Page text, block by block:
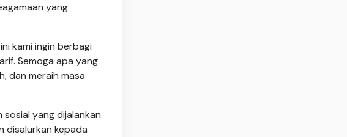
yang
kami ingin berbagi
Semoga apa yang
dan meraih masa
sosial yang dijalankan
disalurkan kepada